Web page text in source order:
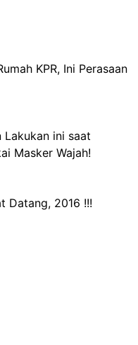
KPR, Ini Perasaan
Lakukan ini saat
Masker Wajah!
Datang, 2016 !!!